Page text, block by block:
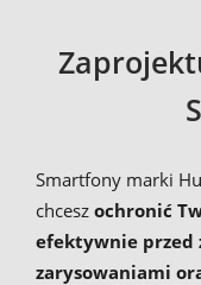
Smartfony marki
chcesz ochronić
efektywnie przed
zarysowaniami